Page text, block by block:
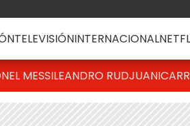
TELEVISIÓNINTERNACIONAL
MESSILEANDRO RUDJUANICAR